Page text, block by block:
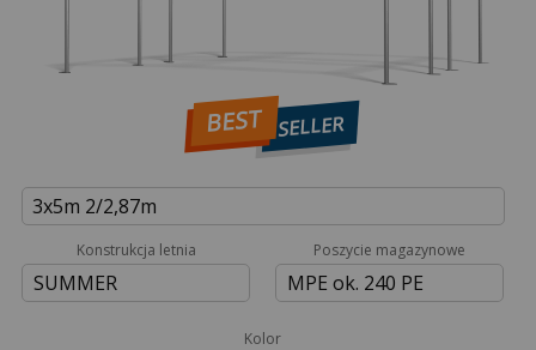
BEST SELLER
3x5m 2/2,87m
Konstrukcja letnia
SUMMER
Poszycie magazynowe
MPE ok. 240 PE
Kolor